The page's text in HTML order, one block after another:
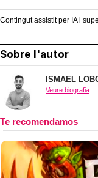
Contingut assistit per IA i
Sobre l'autor
ISMAEL
Veure biografia